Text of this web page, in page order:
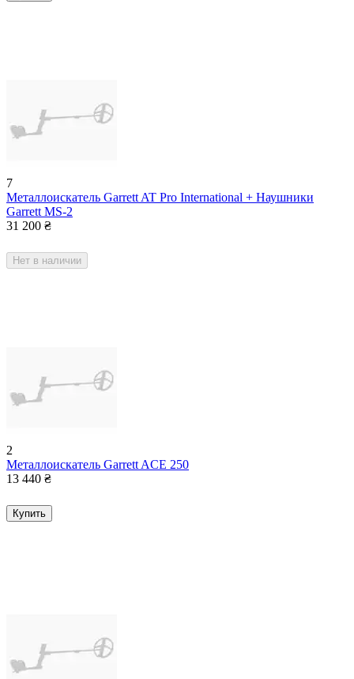
7
Металлоискатель Garrett AT Pro International + Наушники
Garrett MS-2
31 200 ₴
Нет в наличии
2
Металлоискатель Garrett ACE 250
13 440 ₴
Купить